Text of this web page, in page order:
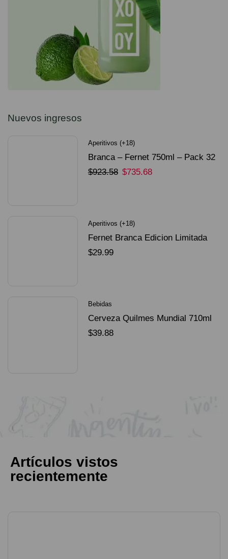
Nuevos ingresos
Aperitivos (+18)
Branca – Fernet 750ml – Pack 32
Unidades
$923.58 $735.68
Aperitivos (+18)
Fernet Branca Edicion Limitada
Dorado Mundial
$29.99
Bebidas
Cerveza Quilmes Mundial 710ml
packX4
$39.88
Artículos vistos
recientemente